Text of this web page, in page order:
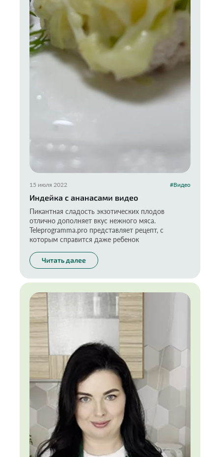
15 июля 2022 #Видео
Индейка с ананасами видео
Пикантная сладость экзотических плодов
отлично дополняет вкус нежного мяса.
Teleprogramma.pro представляет рецепт, с
которым справится даже ребенок
Читать далее